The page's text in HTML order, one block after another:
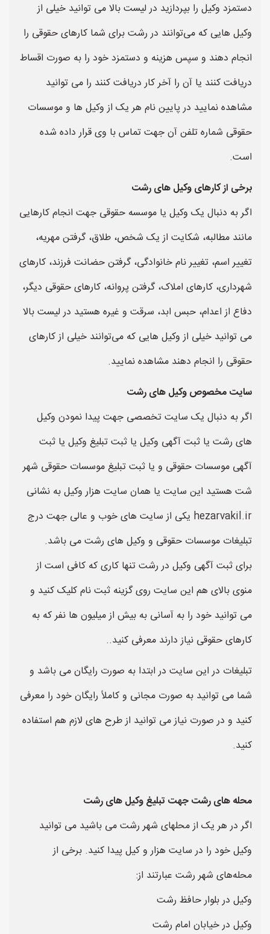
دستمزد وکیل را بپردازید در لیست بالا می توانید خیلی از
وکیل هایی که می‌توانند در رشت برای شما کارهای حقوقی را
انجام دهند و سپس هزینه و دستمزد خود را به صورت اقساط
دریافت کنند یا آن را آخر کار دریافت کنند را می توانید
مشاهده نمایید در پایین نام هر یک از وکیل ها و موسسات
حقوقی شماره تلفن آن جهت تماس با وی قرار داده شده
است.
برخی از کارهای وکیل های رشت
اگر به دنبال یک وکیل یا موسسه حقوقی جهت انجام کارهایی
مانند مطالبه، شکایت از یک شخص، طلاق، گرفتن مهریه،
تغییر اسم، تغییر نام خانوادگی، گرفتن حضانت فرزند، کارهای
شهرداری، کارهای املاک، گرفتن پروانه، کارهای حقوقی دیگر،
دفاع از اعدام، حبس ابد، سرقت و غیره هستید در لیست بالا
می توانید خیلی از وکیل هایی که می‌توانند خیلی از کارهای
حقوقی را انجام دهند مشاهده نمایید.
سایت مخصوص وکیل های رشت
اگر به دنبال یک سایت تخصصی جهت پیدا نمودن وکیل
های رشت یا ثبت آگهی وکیل یا ثبت تبلیغ وکیل یا ثبت
آگهی موسسات حقوقی و یا ثبت تبلیغ موسسات حقوقی شهر
شت هستید این سایت یا همان سایت هزار وکیل به نشانی
hezarvakil.ir یکی از سایت های خوب و عالی جهت درج
تبلیغات موسسات حقوقی و وکیل های رشت می باشد.
برای ثبت آگهی وکیل در رشت تنها کاری که کافی است از
منوی بالای هم این سایت روی گزینه ثبت نام کلیک کنید و
می توانید خود را به آسانی به بیش از میلیون ها نفر که به
کارهای حقوقی نیاز دارند معرفی کنید..
تبلیغات در این سایت در ابتدا به صورت رایگان می باشد و
شما می توانید به صورت مجانی و کاملاً رایگان خود را معرفی
کنید و در صورت نیاز می توانید از طرح های لازم هم استفاده
کنید.
محله های رشت جهت تبلیغ وکیل های رشت
اگر در هر یک از محلهای شهر رشت می باشید می توانید
وکیل خود را در سایت هزار و کیل پیدا کنید. برخی از
محله‌های شهر رشت عبارتند از:
وکیل در بلوار حافظ رشت
وکیل در خیابان امام رشت